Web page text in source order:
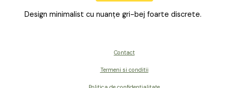
Design minimalist cu nuanțe gri-bej foarte discrete.
Contact
Termeni si conditii